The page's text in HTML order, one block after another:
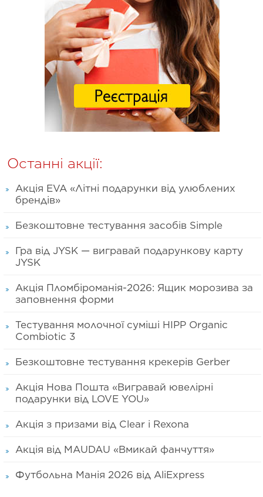
Останні акції:
Акція EVA «Літні подарунки від улюблених
брендів»
Безкоштовне тестування засобів Simple
Гра від JYSK — вигравай подарункову карту
JYSK
Акція Пломбіроманія-2026: Ящик морозива за
заповнення форми
Тестування молочної суміші HIPP Organic
Combiotic 3
Безкоштовне тестування крекерів Gerber
Акція Нова Пошта «Вигравай ювелірні
подарунки від LOVE YOU»
Акція з призами від Clear і Rexona
Акція від MAUDAU «Вмикай фанчуття»
Футбольна Манія 2026 від AliExpress